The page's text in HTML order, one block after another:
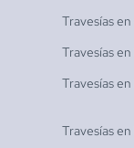
Travesías en
Travesías en
Travesías en
Travesías en